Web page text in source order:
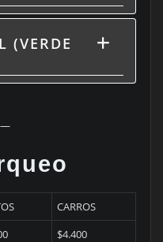
(VERDE
CARROS
$4.400